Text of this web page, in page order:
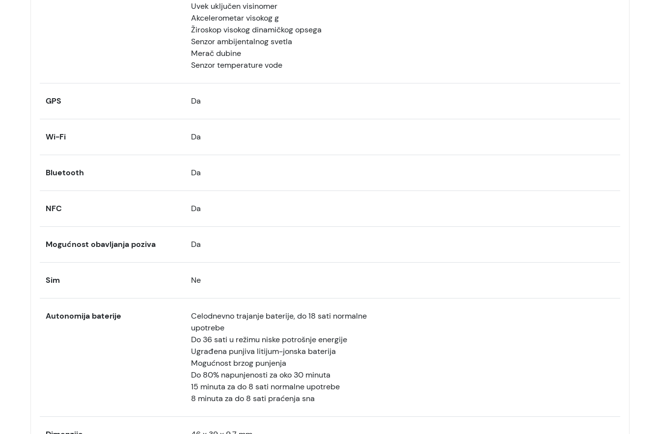
Uvek uključen visinomer
Akcelerometar visokog g
Žiroskop visokog dinamičkog opsega
Senzor ambijentalnog svetla
Merač dubine
Senzor temperature vode
GPS Da
Wi-Fi Da
Bluetooth Da
NFC Da
Mogućnost obavljanja poziva Da
Sim Ne
Autonomija baterije
Celodnevno trajanje baterije, do 18 sati normalne
upotrebe
Do 36 sati u režimu niske potrošnje energije
Ugrađena punjiva litijum-jonska baterija
Mogućnost brzog punjenja
Do 80% napunjenosti za oko 30 minuta
15 minuta za do 8 sati normalne upotrebe
8 minuta za do 8 sati praćenja sna